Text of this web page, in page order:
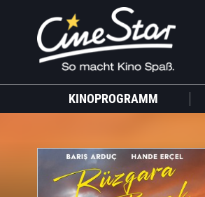
KINOPROGRAMM